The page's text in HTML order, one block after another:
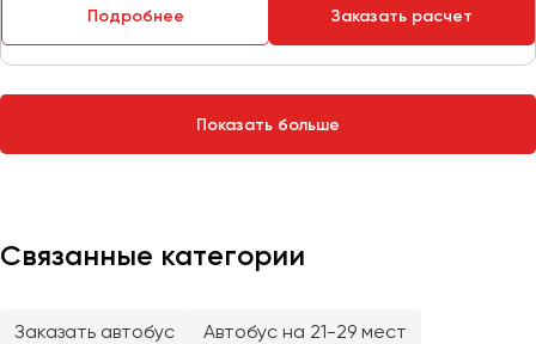
Подробнее Заказать расчет
Показать больше
Связанные категории
Заказать автобус
Автобус на 21-29 мест
Тверь
Тольятти
Улан-Удэ
Уфа